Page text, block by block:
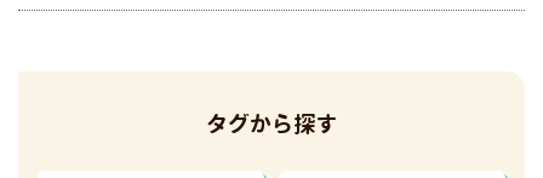
タグから探す